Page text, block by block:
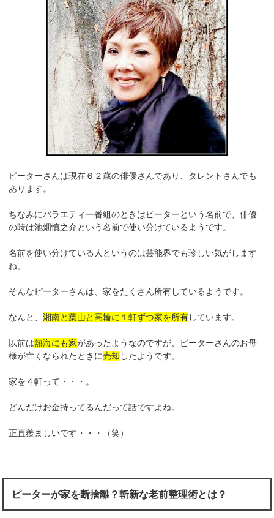
ピーターさんは現在６２歳の俳優さんであり、タレントさんでも
あります。
ちなみにバラエティー番組のときはピーターという名前で、俳優
の時は池畑慎之介という名前で使い分けているようです。
名前を使い分けている人というのは芸能界でも珍しい気がします
ね。
そんなピーターさんは、家をたくさん所有しているようです。
なんと、湘南と葉山と高輪に１軒ずつ家を所有しています。
以前は熱海にも家があったようなのですが、ピーターさんのお母
様が亡くなられたときに売却 したようです。
家を４軒って・・・。
どんだけお金持ってるんだって話ですよね。
正直羨ましいです・・・（笑）
ピーターが家を断捨離？斬新な老前整理術とは？